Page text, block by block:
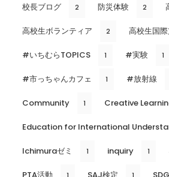
校長ブログ 2 防災体験 2
高校生ボランティア 2 高校生国
#いちむらTOPICS 1 #実験 1
#市っちゃんカフェ 1 #放射線
Community 1 Creative
Education for International
Ichimuraゼミ 1 inquiry 1
PTA活動 1 SAJ検定 1